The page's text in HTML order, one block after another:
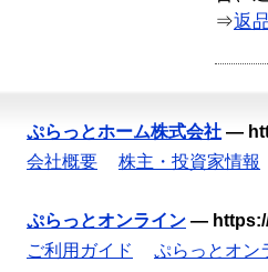
⇒返
ぷらっとホーム株式会社 —
会社概要
株主・投資家情報
ぷらっとオンライン —
ご利用ガイド
ぷらっとオン